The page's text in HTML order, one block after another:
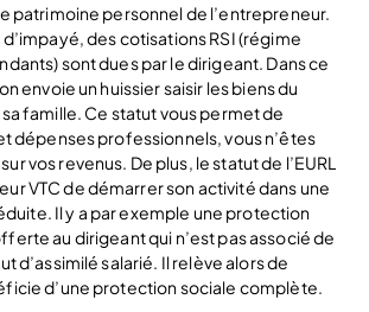
patrimoine personnel de l’entrepreneur.
des cotisations RSI (régime
sont dues par le dirigeant. Dans ce
envoie un huissier saisir les biens du
famille. Ce statut vous permet de
dépenses professionnels, vous n’êtes
vos revenus. De plus, le statut de l’EURL
VTC de démarrer son activité dans une
Il y a par exemple une protection
au dirigeant qui n’est pas associé de
d’assimilé salarié. Il relève alors de
d’une protection sociale complète.